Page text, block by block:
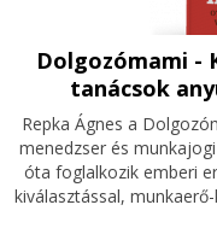
Dolgozómami -
tanácsok
Repka Ágnes a
menedzser és
óta foglalkozik emberi
kiválasztással,